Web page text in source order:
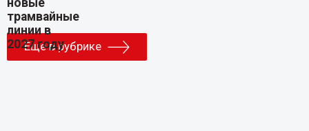
Еще в рубрике